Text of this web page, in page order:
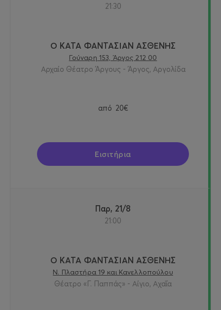
21:30
Ο ΚΑΤΑ ΦΑΝΤΑΣΙΑΝ ΑΣΘΕΝΗΣ
Γούναρη 153, Άργος 212 00
Αρχαίο Θέατρο Άργους - Άργος, Αργολίδα
από 20€
Εισιτήρια
Παρ, 21/8
21:00
Ο ΚΑΤΑ ΦΑΝΤΑΣΙΑΝ ΑΣΘΕΝΗΣ
Ν. Πλαστήρα 19 και Κανελλοπούλου
Θέατρο «Γ. Παππάς» - Αίγιο, Αχαΐα